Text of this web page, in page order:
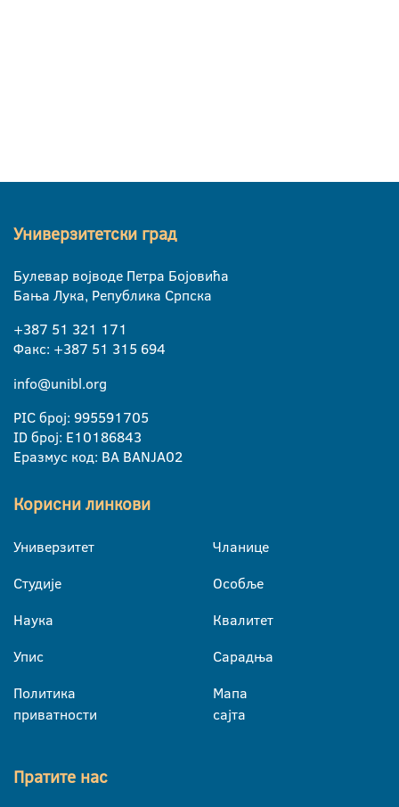
Универзитетски град
Булевар војводе Петра Бојовића
Бања Лука, Република Српска
+387 51 321 171
Факс: +387 51 315 694
info@unibl.org
PIC број: 995591705
ID број: E10186843
Еразмус код: BA BANJA02
Корисни линкови
Универзитет
Студије
Наука
Упис
Политика
приватности
Чланице
Особље
Квалитет
Сарадња
Мапа
сајта
Пратите нас